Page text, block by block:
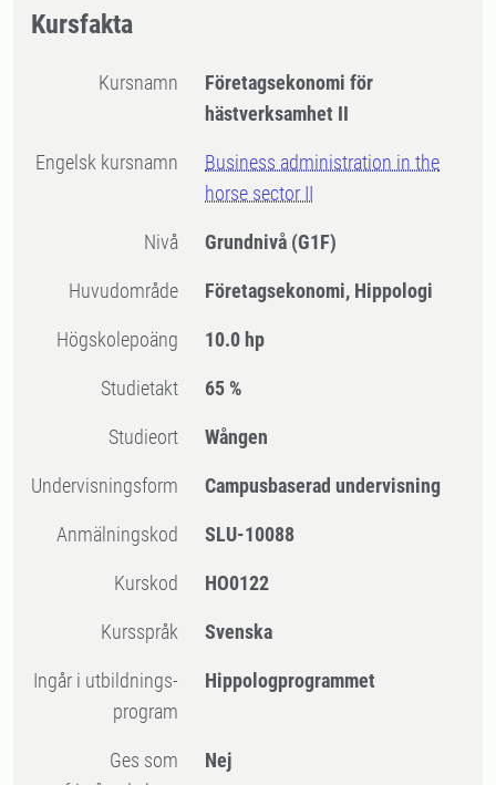
Kursfakta
Kursnamn
Företagsekonomi för
hästverksamhet II
Engelsk kursnamn
Business administration in the
horse sector II
Nivå Grundnivå (G1F)
Huvudområde Företagsekonomi, Hippologi
högskolepoäng 10.0 hp
Studietakt 65 %
Studieort Wången
Undervisningsform Campusbaserad undervisning
Anmälningskod SLU-10088
Kurskod HO0122
Kursspråk Svenska
Ingår i utbildnings-
program
Hippologprogrammet
Ges som
Nej